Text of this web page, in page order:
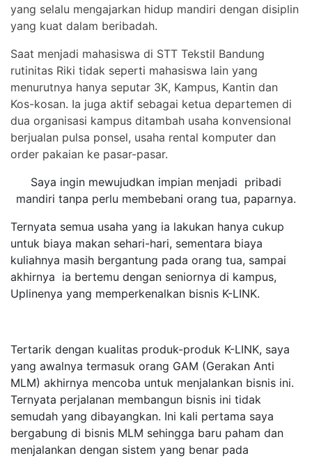
yang selalu mengajarkan hidup mandiri dengan disiplin
yang kuat dalam beribadah.
Saat menjadi mahasiswa di STT Tekstil Bandung
rutinitas Riki tidak seperti mahasiswa lain yang
menurutnya hanya seputar 3K, Kampus, Kantin dan
Kos-kosan. Ia juga aktif sebagai ketua departemen di
dua organisasi kampus ditambah usaha konvensional
berjualan pulsa ponsel, usaha rental komputer dan
order pakaian ke pasar-pasar.
Saya ingin mewujudkan impian menjadi pribadi
mandiri tanpa perlu membebani orang tua, paparnya.
Ternyata semua usaha yang ia lakukan hanya cukup
untuk biaya makan sehari-hari, sementara biaya
kuliahnya masih bergantung pada orang tua, sampai
akhirnya ia bertemu dengan seniornya di kampus,
Uplinenya yang memperkenalkan bisnis K-LINK.
Tertarik dengan kualitas produk-produk K-LINK, saya
yang awalnya termasuk orang GAM (Gerakan Anti
MLM) akhirnya mencoba untuk menjalankan bisnis ini.
Ternyata perjalanan membangun bisnis ini tidak
semudah yang dibayangkan. Ini kali pertama saya
bergabung di bisnis MLM sehingga baru paham dan
menjalankan dengan sistem yang benar pada